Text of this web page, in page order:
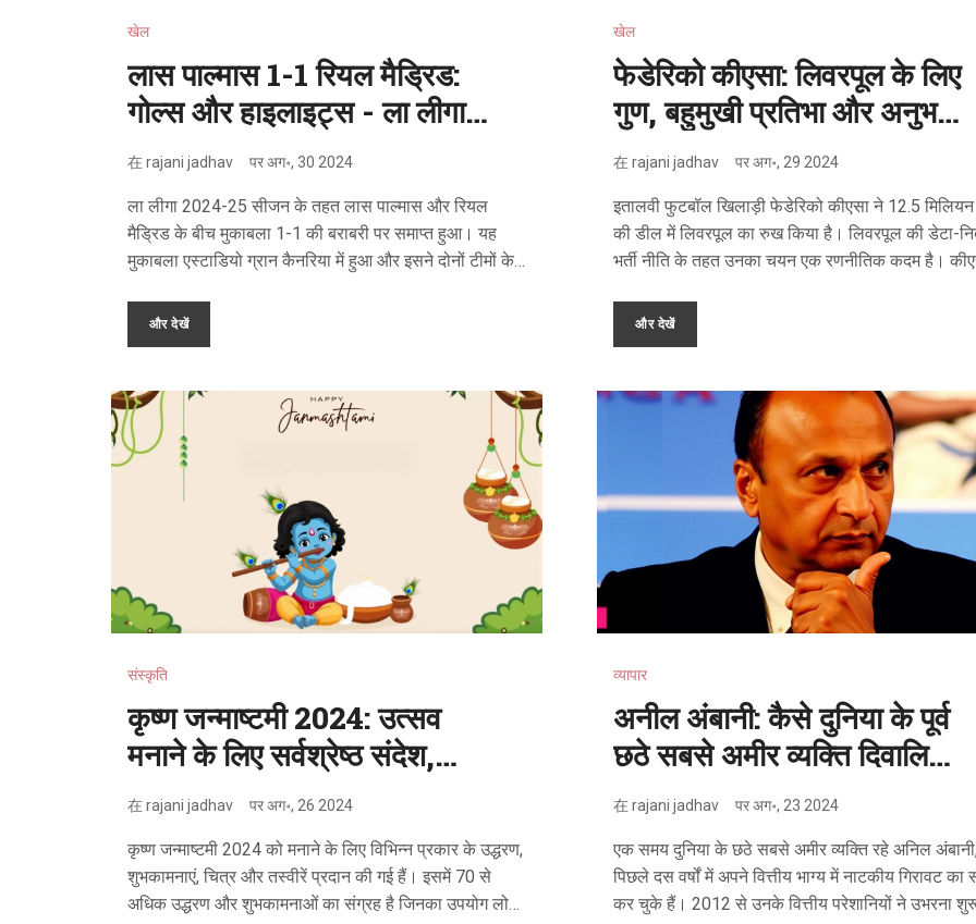
खेल
लास पाल्मास 1-1 रियल मैड्रिड:
गोल्स और हाइलाइट्स - ला लीगा
2024/25
在rajani jadhav परअग॰, 30 2024
ला लीगा 2024-25 सीजन के तहत लास पाल्मास और रियल
मैड्रिड के बीच मुकाबला 1-1 की बराबरी पर समाप्त हुआ। यह
मुकाबला एस्टाडियो ग्रान कैनरिया में हुआ और इसने दोनों टीमों के
प्रदर्शन पर प्रकाश डाला गया।
और देखें
खेल
फेडेरिको कीएसा: लिवरपूल के लिए
गुण, बहुमुखी प्रतिभा और अनुभव
का पैकेज
在rajani jadhav परअग॰, 29 2024
इतालवी फुटबॉल खिलाड़ी फेडेरिको कीएसा ने 12.5
की डील में लिवरपूल का रुख किया है। लिवरपूल की डेटा-
भर्ती नीति के तहत उनका चयन एक रणनीतिक कदम है।
महत्वपूर्ण खिलाड़ी माना जा रहा है। हालांकि, उनके ACL
उबरने के बाद उनकी प्रदर्शन में स्थिरता एक मुद्दा हो सकता
और देखें
संस्कृति
कृष्ण जन्माष्टमी 2024: उत्सव
मनाने के लिए सर्वश्रेष्ठ संदेश,
शुभकामनाएं, और चित्र
在rajani jadhav परअग॰, 26 2024
कृष्ण जन्माष्टमी 2024 को मनाने के लिए विभिन्न प्रकार के उद्धरण,
शुभकामनाएं, चित्र और तस्वीरें प्रदान की गई हैं। इसमें 70 से
अधिक उद्धरण और शुभकामनाओं का संग्रह है जिनका उपयोग लोग
व्यापार
अनील अंबानी: कैसे दुनिया के पूर्व
छठे सबसे अमीर व्यक्ति दिवालिया
बन गए
在rajani jadhav परअग॰, 23 2024
एक समय दुनिया के छठे सबसे अमीर व्यक्ति रहे अनिल
पिछले दस वर्षों में अपने वित्तीय भाग्य में नाटकीय गिरावट का
कर चुके हैं। 2012 से उनके वित्तीय परेशानियों ने उभरना